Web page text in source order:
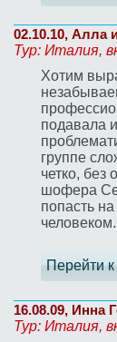
02.10.10, Алла
Тур: Италия,
Хотим
подавала
группе
четко, без
шофера
попасть
человеком.
Перейти
16.08.09, Инна
Тур: Италия,